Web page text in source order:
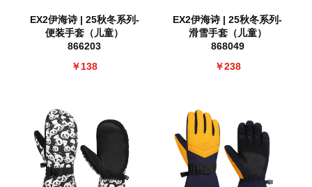
EX2伊海诗 | 25秋冬系列-
便装手套（儿童）
866203
￥138
EX2伊海诗 | 25秋冬系列-
滑雪手套（儿童）
868049
￥238